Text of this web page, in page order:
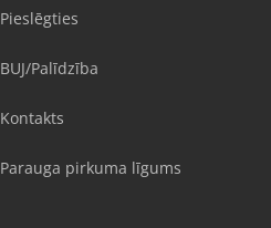
Pieslēgties
BUJ/Palīdzība
Kontakts
Parauga pirkuma līgums